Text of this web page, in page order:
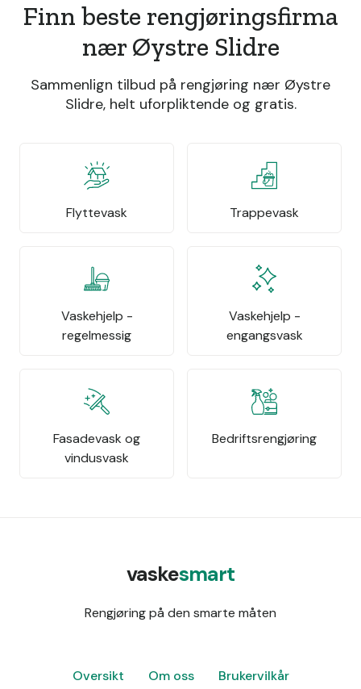
Finn beste rengjøringsfirma
nær Øystre Slidre
Sammenlign tilbud på rengjøring nær Øystre
Slidre, helt uforpliktende og gratis.
Flyttevask Trappevask
Vaskehjelp -
regelmessig
Vaskehjelp -
engangsvask
Fasadevask og
vindusvask
Bedriftsrengjøring
vaskesmart
Rengjøring på den smarte måten
Oversikt Om oss Brukervilkår